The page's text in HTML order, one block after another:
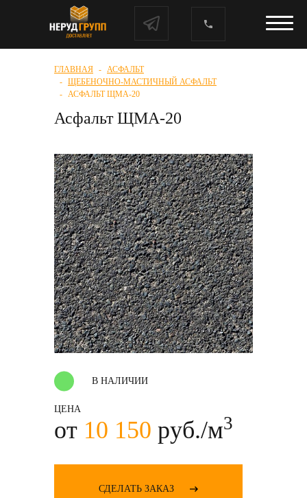
ГЛАВНАЯ
АСФАЛЬТ
ЩЕБЕНОЧНО-МАСТИЧНЫЙ АСФАЛЬТ
АСФАЛЬТ ЩМА-20
Асфальт ЩМА-20
В НАЛИЧИИ
ЦЕНА
от 10 150 руб./м3
СДЕЛАТЬ ЗАКАЗ